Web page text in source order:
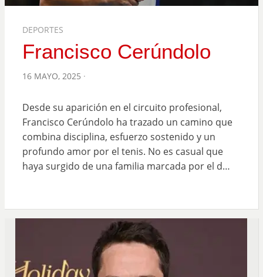
DEPORTES
Francisco Cerúndolo
POSTED
16 MAYO, 2025
Desde su aparición en el circuito profesional,
Francisco Cerúndolo ha trazado un camino que
combina disciplina, esfuerzo sostenido y un
profundo amor por el tenis. No es casual que
haya surgido de una familia marcada por el d…